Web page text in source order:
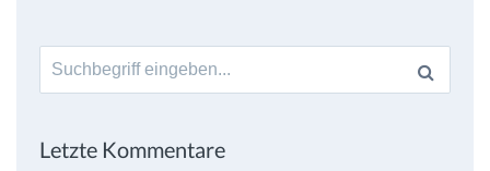
Suche
nach:
Letzte Kommentare